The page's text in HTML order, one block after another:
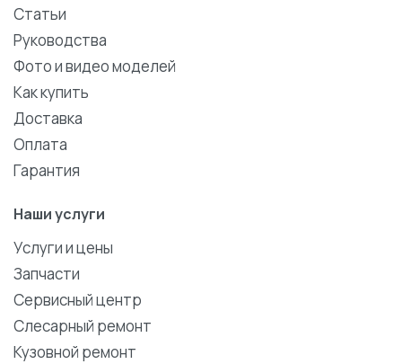
Статьи
Руководства
Фото и видео моделей
Как купить
Доставка
Оплата
Гарантия
Наши услуги
Услуги и цены
Запчасти
Сервисный центр
Слесарный ремонт
Кузовной ремонт